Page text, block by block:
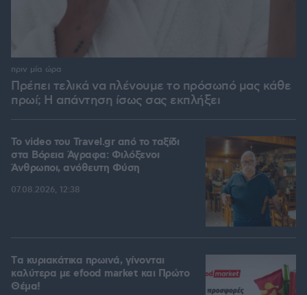
Πρέπει τελικά να πλένουμε το πρόσωπό μας κάθε
πρωί; Η απάντηση ίσως σας εκπλήξει
πριν μία ώρα
To video του Travel.gr από το ταξίδι
στα Βόρεια Άγραφα: Φιλόξενοι
Άνθρωποι, ανόθευτη Φύση
07.08.2026, 12:38
Tα κυριακάτικα πρωινά, γίνονται
καλύτερα με efood market και Πρώτο
Θέμα!